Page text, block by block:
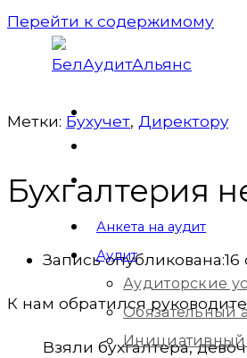
Перейти к содержимому
Анкета на аудит
Аудит
Аудиторские
Обязательный
Инициативный
Метки: Бухучет, Директорy
Бухгалтерия
Запись опубликована:16
К нам обратился
Взяли бухгалтера,